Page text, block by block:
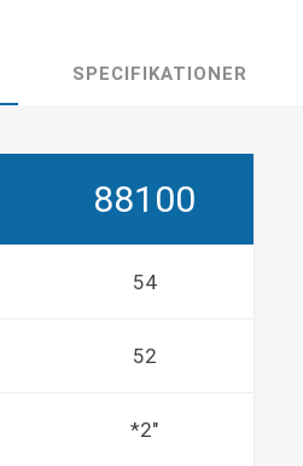
SPECIFIKATIONER
88100
54
52
*2"